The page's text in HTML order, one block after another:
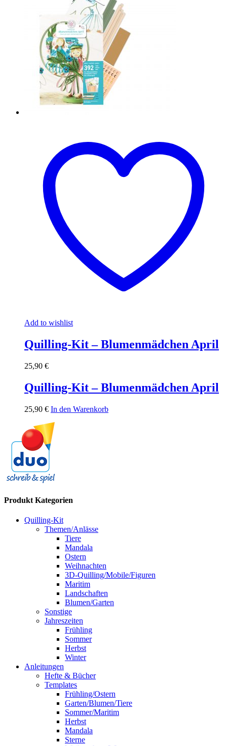
Add to wishlist
Quilling-Kit – Blumenmädchen April
25,90 €
Quilling-Kit – Blumenmädchen April
25,90 € In den Warenkorb
Produkt Kategorien
Quilling-Kit
Themen/Anlässe
Tiere
Mandala
Ostern
Weihnachten
3D-Quilling/Mobile/Figuren
Maritim
Landschaften
Blumen/Garten
Sonstige
Jahreszeiten
Frühling
Sommer
Herbst
Winter
Anleitungen
Hefte & Bücher
Templates
Frühling/Ostern
Garten/Blumen/Tiere
Sommer/Maritim
Herbst
Mandala
Sterne